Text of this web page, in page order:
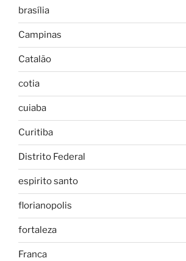
brasília
Campinas
Catalão
cotia
cuiaba
Curitiba
Distrito Federal
espirito santo
florianopolis
fortaleza
Franca